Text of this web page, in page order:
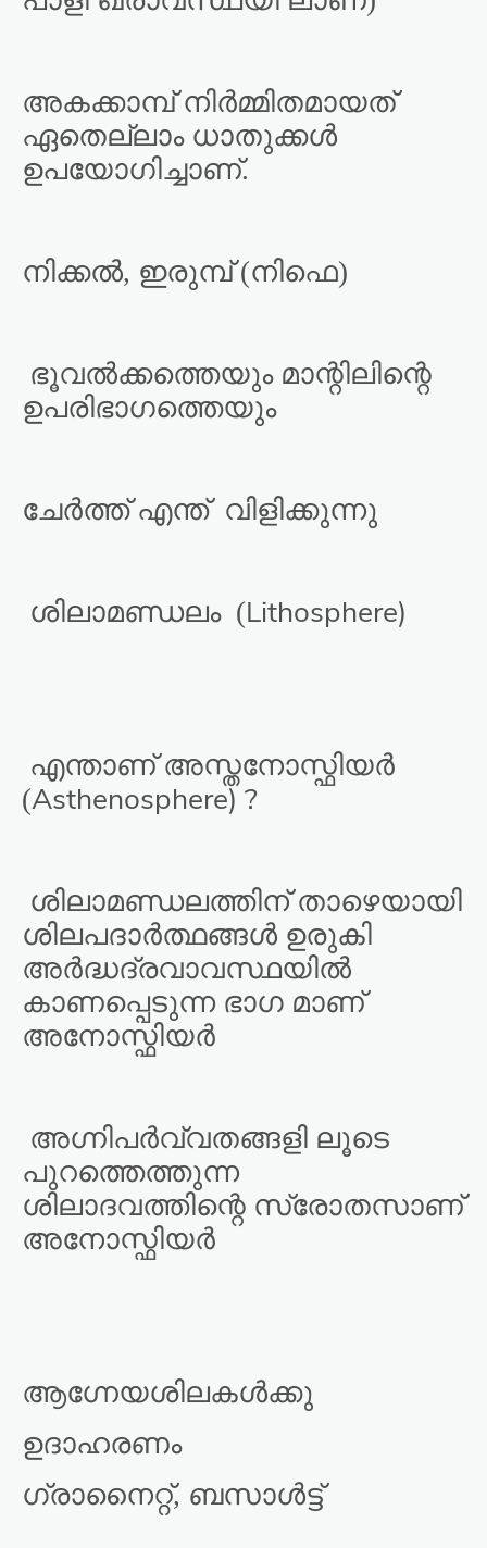
അകക്കാമ്പ് നിർമ്മിതമായത്
ഏതെല്ലാം ധാതുക്കൾ
ഉപയോഗിച്ചാണ്.
നിക്കൽ, ഇരുമ്പ് (നിഫെ)
ഭൂവൽക്കത്തെയും മാന്റിലിന്റെ
ഉപരിഭാഗത്തെയും
ചേർത്ത് എന്ത് വിളിക്കുന്നു
ശിലാമണ്ഡലം (Lithosphere)
എന്താണ് അസ്തനോസ്ഫിയർ
(Asthenosphere) ?
ശിലാമണ്ഡലത്തിന് താഴെയായി
ശിലപദാർത്ഥങ്ങൾ ഉരുകി
അർദ്ധദ്രവാവസ്ഥയിൽ
കാണപ്പെടുന്ന ഭാഗ മാണ്
അനോസ്ഫിയർ
അഗ്നിപർവ്വതങ്ങളി ലൂടെ
പുറത്തെത്തുന്ന
ശിലാദവത്തിന്റെ സ്രോതസാണ്
അനോസ്ഫിയർ
ആഗ്നേയശിലകൾക്കു
ഉദാഹരണം
ഗ്രാനൈറ്റ്, ബസാൾട്ട്